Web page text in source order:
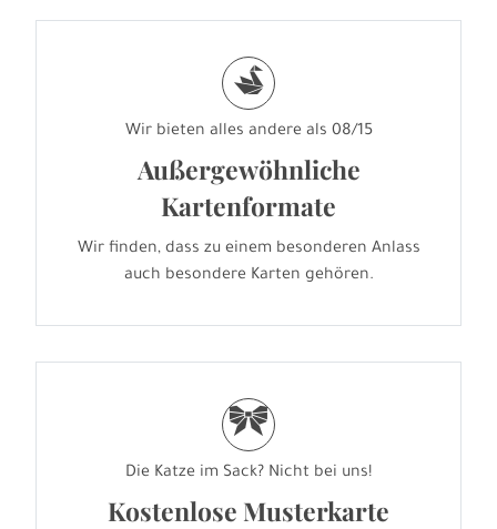
s
Wir bieten alles andere als 08/15
Außergewöhnliche
Kartenformate
Wir finden, dass zu einem besonderen Anlass
auch besondere Karten gehören.
r
Die Katze im Sack? Nicht bei uns!
Kostenlose Musterkarte